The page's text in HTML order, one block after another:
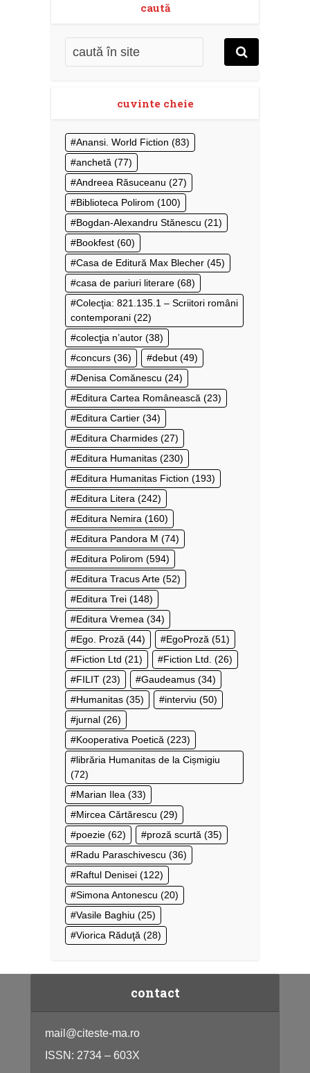
caută
cuvinte cheie
Anansi. World Fiction (83)
anchetă (77)
Andreea Răsuceanu (27)
Biblioteca Polirom (100)
Bogdan-Alexandru Stănescu (21)
Bookfest (60)
Casa de Editură Max Blecher (45)
casa de pariuri literare (68)
Colecţia: 821.135.1 – Scriitori români
contemporani (22)
colecţia n’autor (38)
concurs (36) debut (49)
Denisa Comănescu (24)
Editura Cartea Românească (23)
Editura Cartier (34)
Editura Charmides (27)
Editura Humanitas (230)
Editura Humanitas Fiction (193)
Editura Litera (242)
Editura Nemira (160)
Editura Pandora M (74)
Editura Polirom (594)
Editura Tracus Arte (52)
Editura Trei (148)
Editura Vremea (34)
Ego. Proză (44) EgoProză (51)
Fiction Ltd (21) Fiction Ltd. (26)
FILIT (23) Gaudeamus (34)
Humanitas (35) interviu (50)
jurnal (26)
Kooperativa Poetică (223)
librăria Humanitas de la Cișmigiu
(72)
Marian Ilea (33)
Mircea Cărtărescu (29)
poezie (62) proză scurtă (35)
Radu Paraschivescu (36)
Raftul Denisei (122)
Simona Antonescu (20)
Vasile Baghiu (25)
Viorica Răduţă (28)
contact
mail@citeste-ma.ro
ISSN: 2734 – 603X